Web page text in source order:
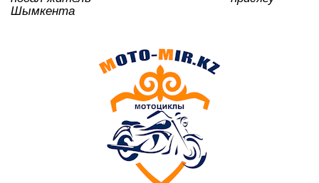
Шымкента